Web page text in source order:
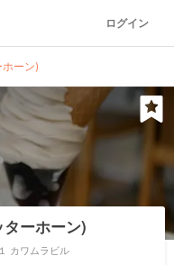
ログイン
ーン)
ーホーン)
カワムラビル